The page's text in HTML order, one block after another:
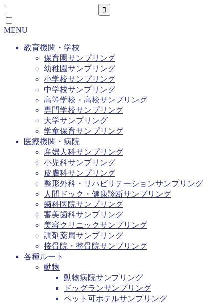
MENU
教育機関・学校
保育園サンプリング
幼稚園サンプリング
小学校サンプリング
中学校サンプリング
高等学校・高校サンプリング
専門学校サンプリング
大学サンプリング
学童保育サンプリング
医療機関・病院
産婦人科サンプリング
小児科サンプリング
皮膚科サンプリング
整形外科・リハビリテーションサンプリング
人間ドック・健康診断サンプリング
歯科医院サンプリング
審美歯科サンプリング
美容クリニックサンプリング
調剤薬局サンプリング
接骨院・整骨院サンプリング
各種ルート
動物
動物病院サンプリング
ドッグランサンプリング
ペット可ホテルサンプリング